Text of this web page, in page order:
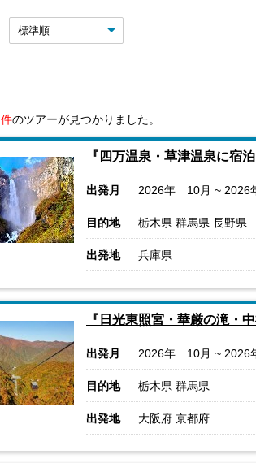
件のツアーが見つかりました。
『四万温泉・草津温泉に
出発月 2026年 10月 ~ 2026
目的地 栃木県 群馬県 長野県
出発地 兵庫県
『日光東照宮・華厳の滝・
出発月 2026年 10月 ~ 2026
目的地 栃木県 群馬県
出発地 大阪府 京都府